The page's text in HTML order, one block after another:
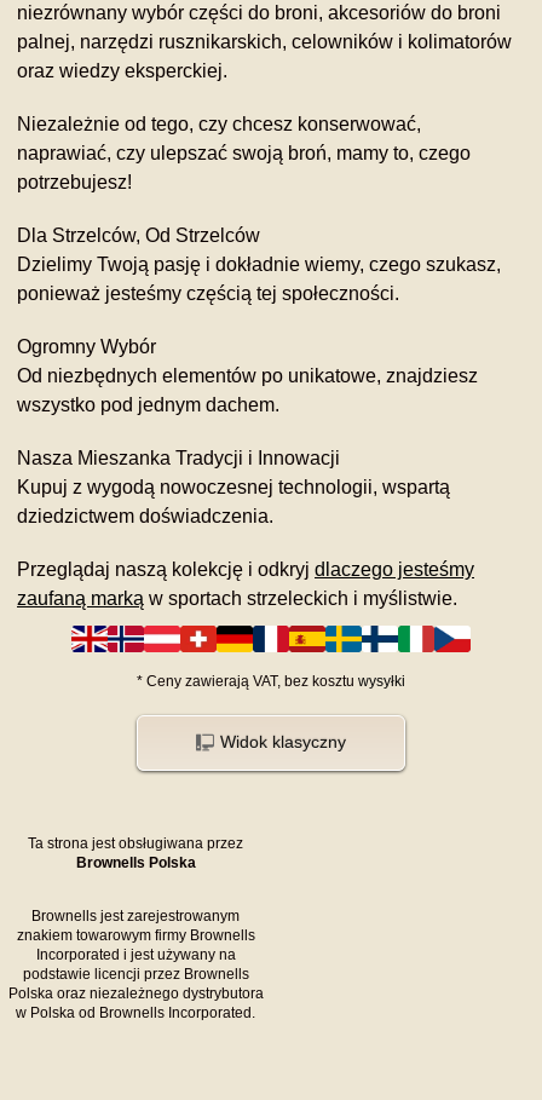
niezrównany wybór części do broni, akcesoriów do broni
palnej, narzędzi rusznikarskich, celowników i kolimatorów
oraz wiedzy eksperckiej.
Niezależnie od tego, czy chcesz konserwować,
naprawiać, czy ulepszać swoją broń, mamy to, czego
potrzebujesz!
Dla Strzelców, Od Strzelców
Dzielimy Twoją pasję i dokładnie wiemy, czego szukasz,
ponieważ jesteśmy częścią tej społeczności.
Ogromny Wybór
Od niezbędnych elementów po unikatowe, znajdziesz
wszystko pod jednym dachem.
Nasza Mieszanka Tradycji i Innowacji
Kupuj z wygodą nowoczesnej technologii, wspartą
dziedzictwem doświadczenia.
Przeglądaj naszą kolekcję i odkryj dlaczego jesteśmy
zaufaną marką w sportach strzeleckich i myślistwie.
* Ceny zawierają VAT, bez kosztu wysyłki
Widok klasyczny
Ta strona jest obsługiwana przez
Brownells Polska
Brownells jest zarejestrowanym
znakiem towarowym firmy Brownells
Incorporated i jest używany na
podstawie licencji przez Brownells
Polska oraz niezależnego dystrybutora
w Polska od Brownells Incorporated.